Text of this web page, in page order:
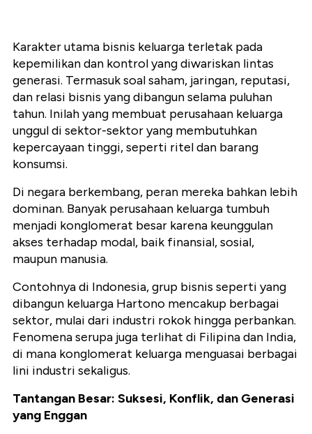
Karakter utama bisnis keluarga terletak pada
kepemilikan dan kontrol yang diwariskan lintas
generasi. Termasuk soal saham, jaringan, reputasi,
dan relasi bisnis yang dibangun selama puluhan
tahun. Inilah yang membuat perusahaan keluarga
unggul di sektor-sektor yang membutuhkan
kepercayaan tinggi, seperti ritel dan barang
konsumsi.
Di negara berkembang, peran mereka bahkan lebih
dominan. Banyak perusahaan keluarga tumbuh
menjadi konglomerat besar karena keunggulan
akses terhadap modal, baik finansial, sosial,
maupun manusia.
Contohnya di Indonesia, grup bisnis seperti yang
dibangun keluarga Hartono mencakup berbagai
sektor, mulai dari industri rokok hingga perbankan.
Fenomena serupa juga terlihat di Filipina dan India,
di mana konglomerat keluarga menguasai berbagai
lini industri sekaligus.
Tantangan Besar: Suksesi, Konflik, dan Generasi
yang Enggan